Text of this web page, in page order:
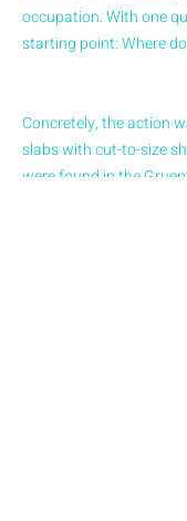
occupation. With one
starting point: Where
Concretely, the action
slabs with cut-to-size
were found in the